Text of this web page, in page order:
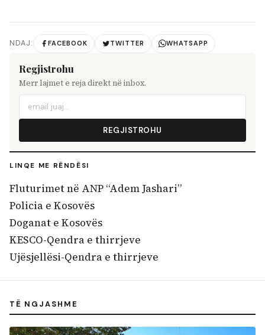
NDAJ: FACEBOOK TWITTER WHATSAPP
Regjistrohu
Merr lajmet e reja direkt në inbox.
REGJISTROHU
LINQE ME RËNDËSI
Fluturimet në ANP “Adem Jashari”
Policia e Kosovës
Doganat e Kosovës
KESCO-Qendra e thirrjeve
Ujësjellësi-Qendra e thirrjeve
TË NGJASHME